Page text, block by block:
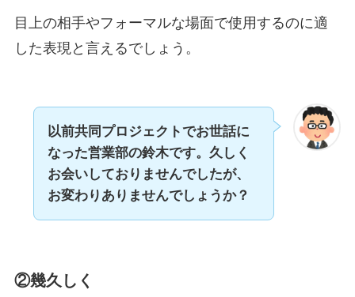
目上の相手やフォーマルな場面で使用するのに適
した表現と言えるでしょう。
以前共同プロジェクトでお世話に
なった営業部の鈴木です。久しく
お会いしておりませんでしたが、
お変わりありませんでしょうか？
②幾久しく